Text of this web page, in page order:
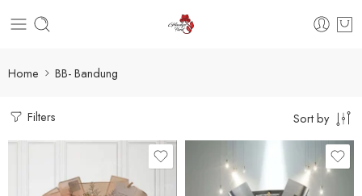
Home BB- Bandung
Filters Sort by